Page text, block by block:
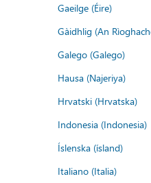
Gaeilge (Éire)
Gàidhlig (An
Galego (Galego)
Hausa (Najeriya)
Hrvatski (Hrvatska)
Indonesia (Indonesia)
Íslenska (ísland)
Italiano (Italia)